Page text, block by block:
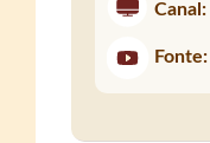
Canal:
Fonte: